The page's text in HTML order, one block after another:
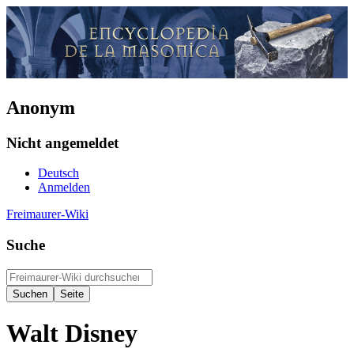
Anonym
Nicht angemeldet
Deutsch
Anmelden
Freimaurer-Wiki
Suche
Walt Disney